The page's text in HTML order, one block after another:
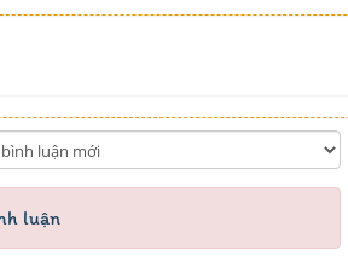
luận